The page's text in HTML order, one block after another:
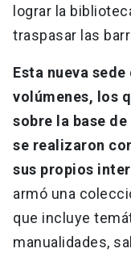
lograr la
traspasar las
Esta nueva
volúmenes, los
sobre la base
se realizaron
sus propios
armó una
que incluye
manualidades,